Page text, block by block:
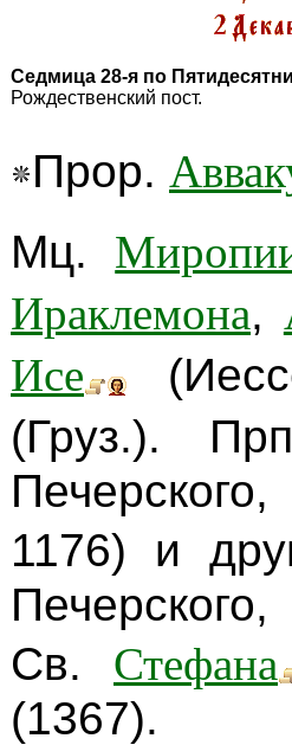
Седмица 28-я по
Рождественский пост.
Прор.
Мц.
Ираклемона,
Исе
(Груз.).
1176) и
Св. Стефана
(1367).